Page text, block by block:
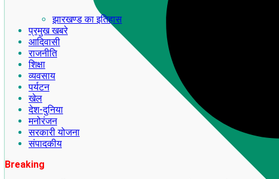
झारखण्ड का इतिहास
प्रमुख खबरे
आदिवासी
राजनीति
शिक्षा
व्यवसाय
पर्यटन
खेल
देश-दुनिया
मनोरंजन
सरकारी योजना
संपादकीय
Breaking